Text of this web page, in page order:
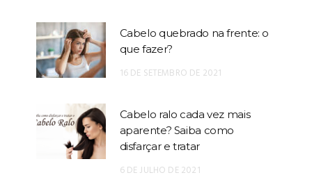
Cabelo quebrado na frente: o
que fazer?
16 DE SETEMBRO DE 2021
Cabelo ralo cada vez mais
aparente? Saiba como
disfarçar e tratar
6 DE JULHO DE 2021